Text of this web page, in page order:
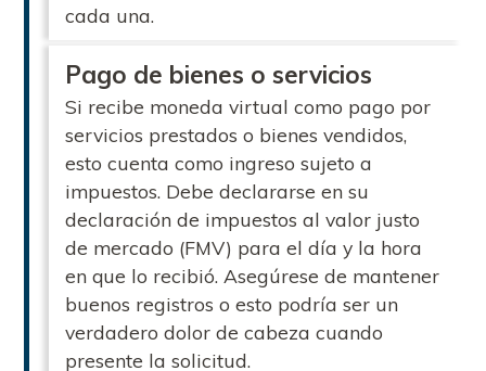
cada una.
Pago de bienes o servicios
Si recibe moneda virtual como pago por
servicios prestados o bienes vendidos,
esto cuenta como ingreso sujeto a
impuestos. Debe declararse en su
declaración de impuestos al valor justo
de mercado (FMV) para el día y la hora
en que lo recibió. Asegúrese de mantener
buenos registros o esto podría ser un
verdadero dolor de cabeza cuando
presente la solicitud.